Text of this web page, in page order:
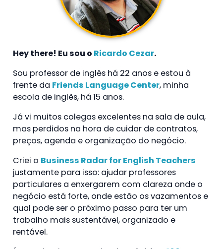
Hey there! Eu sou o Ricardo Cezar.
Sou professor de inglês há 22 anos e estou à
frente da Friends Language Center, minha
escola de inglês, há 15 anos.
Já vi muitos colegas excelentes na sala de aula,
mas perdidos na hora de cuidar de contratos,
preços, agenda e organização do negócio.
Criei o Business Radar for English Teachers
justamente para isso: ajudar professores
particulares a enxergarem com clareza onde o
negócio está forte, onde estão os vazamentos e
qual pode ser o próximo passo para ter um
trabalho mais sustentável, organizado e
rentável.